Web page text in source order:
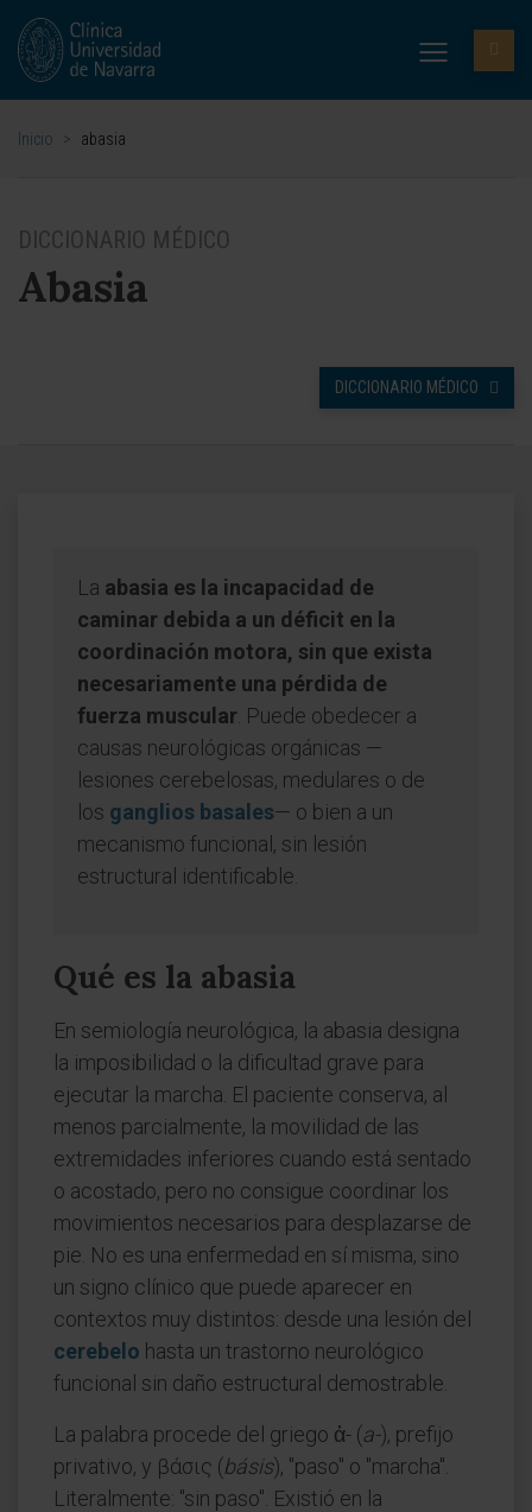
Inicio > abasia
DICCIONARIO MÉDICO
Abasia
DICCIONARIO MÉDICO
La abasia es la incapacidad de
caminar debida a un déficit en la
coordinación motora, sin que exista
necesariamente una pérdida de
fuerza muscular . Puede obedecer a
causas neurológicas orgánicas —
lesiones cerebelosas, medulares o de
los ganglios basales— o bien a un
mecanismo funcional, sin lesión
estructural identificable.
Qué es la abasia
En semiología neurológica, la abasia designa
la imposibilidad o la dificultad grave para
ejecutar la marcha. El paciente conserva, al
menos parcialmente, la movilidad de las
extremidades inferiores cuando está sentado
o acostado, pero no consigue coordinar los
movimientos necesarios para desplazarse de
pie. No es una enfermedad en sí misma, sino
un signo clínico que puede aparecer en
contextos muy distintos: desde una lesión del
cerebelo hasta un trastorno neurológico
funcional sin daño estructural demostrable.
La palabra procede del griego ἀ- (a-), prefijo
privativo, y βάσις (básis), "paso" o "marcha".
Literalmente: "sin paso". Existió en la